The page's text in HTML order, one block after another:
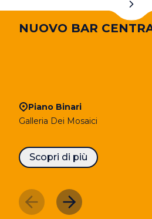
NUOVO BAR
Piano Binari
Galleria Dei Mosaici
Scopri di più